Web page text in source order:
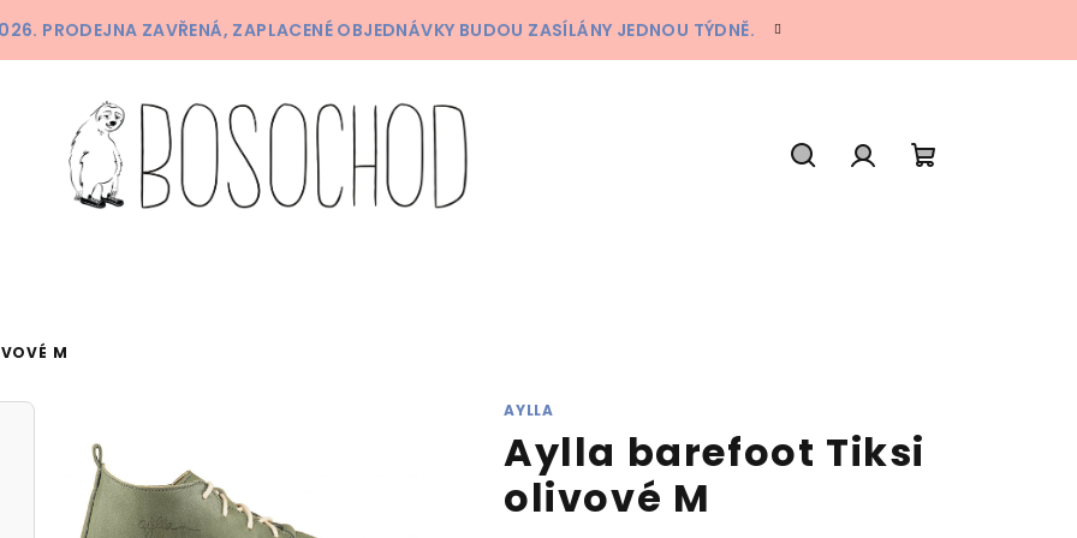
PRODEJNA ZAVŘENÁ, ZAPLACENÉ OBJEDNÁVKY BUDOU ZASÍLÁNY JEDNOU TÝDNĚ.
M
AYLLA
Aylla barefoot Tiksi
olivové M